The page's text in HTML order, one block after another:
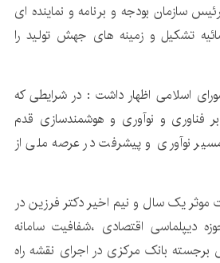
سازمان بودجه و برنامه و نماینده ای
تشکیل و زمینه های جهش تولید را
اسلامی اظهار داشت : در شرایطی که
فناوری و نوآوری و هوشمندسازی قدم
نوآوری و پیشرفت در عرصه ملی از
یک سال و نیم اخیر دکتر فرزین در
دیپلماسی اقتصادی ،شفافیت سامانه
برجسته بانک مرکزی در اجرای نقشه راه